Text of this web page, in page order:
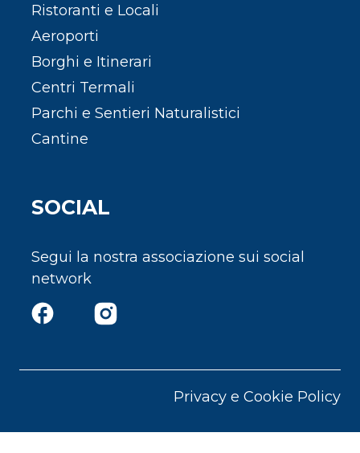
Ristoranti e Locali
Aeroporti
Borghi e Itinerari
Centri Termali
Parchi e Sentieri Naturalistici
Cantine
SOCIAL
Segui la nostra associazione sui social
network
Privacy e Cookie Policy